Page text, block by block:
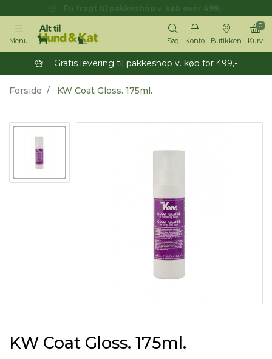
Menu Søg Konto Butikken Kurv
0
Gratis levering til pakkeshop v. køb for 499,-
Forside KW Coat Gloss. 175ml.
KW Coat Gloss. 175ml.